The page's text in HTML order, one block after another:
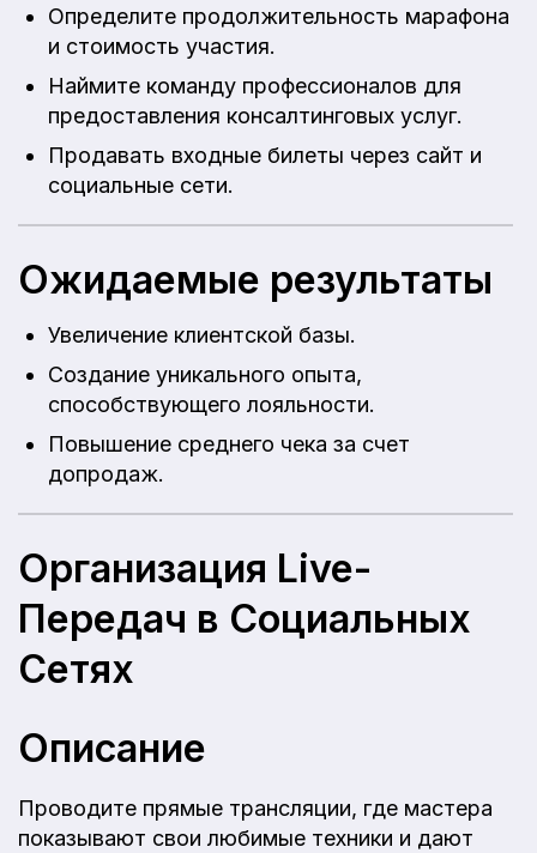
Определите продолжительность марафона
и стоимость участия.
Наймите команду профессионалов для
предоставления консалтинговых услуг.
Продавать входные билеты через сайт и
социальные сети.
Ожидаемые результаты
Увеличение клиентской базы.
Создание уникального опыта,
способствующего лояльности.
Повышение среднего чека за счет
допродаж.
Организация Live-
Передач в Социальных
Сетях
Описание
Проводите прямые трансляции, где мастера
показывают свои любимые техники и дают